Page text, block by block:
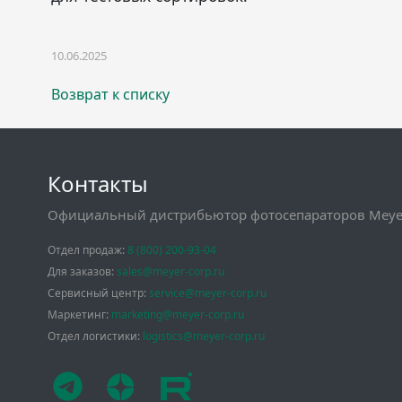
10.06.2025
Возврат к списку
Контакты
Официальный дистрибьютор фотосепараторов
Отдел продаж: 8 (800) 200-93-04
Для заказов: sales@meyer-corp.ru
Сервисный центр: service@meyer-corp.ru
Маркетинг: marketing@meyer-corp.ru
Отдел логистики: logistics@meyer-corp.ru